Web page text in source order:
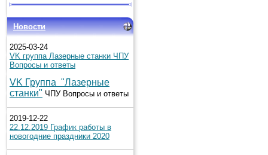
Новости
2025-03-24
VK группа Лазерные станки ЧПУ
Вопросы и ответы
VK Группа "Лазерные
станки" ЧПУ Вопросы и ответы
2019-12-22
22.12.2019 График работы в
новогодние праздники 2020